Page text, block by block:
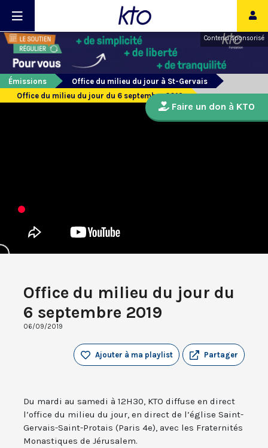
Contenu sponsorisé
Émissions
Office du milieu du jour à St-Gervais
Office du milieu du jour du 6 septembre 2019
Office du milieu du jour du
6 septembre 2019
06/09/2019
Partager
Ajouter à ma playlist
Du mardi au samedi à 12H30, KTO diffuse en direct
l’office du milieu du jour, en direct de l’église Saint-
Gervais-Saint-Protais (Paris 4e), avec les Fraternités
Monastiques de Jérusalem.
Faire un don à KTO